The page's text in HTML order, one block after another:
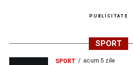
PUBLICITATE
SPORT
SPORT acum 5 zile